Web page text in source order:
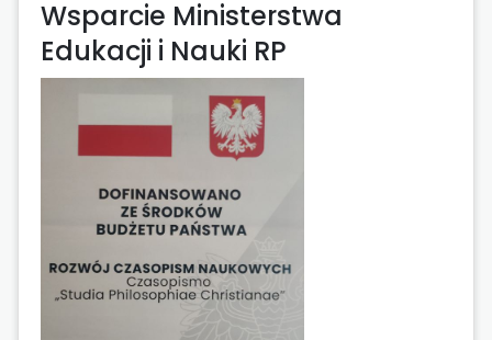
Wsparcie Ministerstwa
Edukacji i Nauki RP